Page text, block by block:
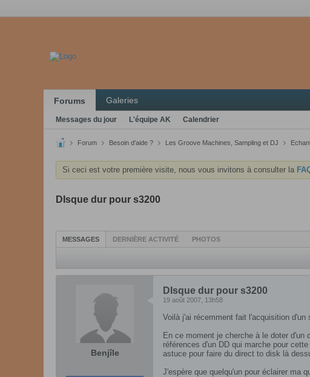
Forums Galeries
Messages du jour L'équipe AK Calendrier
Forum Besoin d'aide ? Les Groove Machines, Sampling et DJ
Si ceci est votre première visite, nous vous invitons à consulter la
DIsque dur pour s3200
MESSAGES DERNIÈRE ACTIVITÉ PHOTOS
Benjîle
DIsque dur pour s3200
19 août 2007, 13h58
Voilà j'ai récemment fait l'acquisition
En ce moment je cherche à le doter
références d'un DD qui marche pour
astuce pour faire du direct to disk là
J'espère que quelqu'un pour éclairer ma